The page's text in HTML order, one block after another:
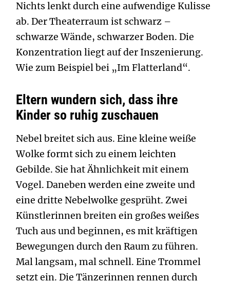
Nichts lenkt durch eine aufwendige Kulisse
ab. Der Theaterraum ist schwarz –
schwarze Wände, schwarzer Boden. Die
Konzentration liegt auf der Inszenierung.
Wie zum Beispiel bei „Im Flatterland“.
Eltern wundern sich, dass ihre
Kinder so ruhig zuschauen
Nebel breitet sich aus. Eine kleine weiße
Wolke formt sich zu einem leichten
Gebilde. Sie hat Ähnlichkeit mit einem
Vogel. Daneben werden eine zweite und
eine dritte Nebelwolke gesprüht. Zwei
Künstlerinnen breiten ein großes weißes
Tuch aus und beginnen, es mit kräftigen
Bewegungen durch den Raum zu führen.
Mal langsam, mal schnell. Eine Trommel
setzt ein. Die Tänzerinnen rennen durch